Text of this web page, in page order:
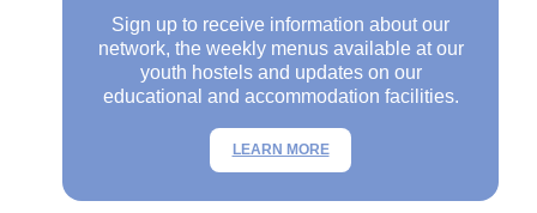
Sign up to receive information about our
network, the weekly menus available at our
youth hostels and updates on our
educational and accommodation facilities.
LEARN MORE